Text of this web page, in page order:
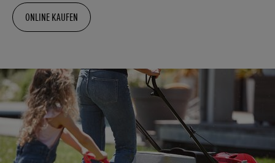
ONLINE KAUFEN